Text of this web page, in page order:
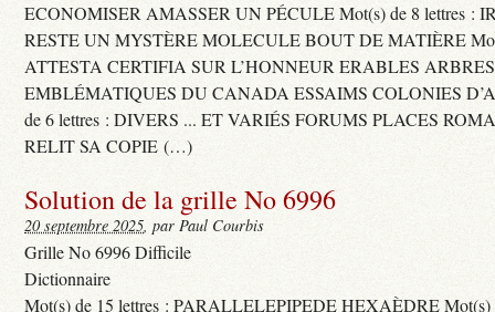
ECONOMISER AMASSER UN PÉCULE Mot(s) de 8 lettres :
RESTE UN MYSTÈRE MOLECULE BOUT DE MATIÈRE
ATTESTA CERTIFIA SUR L’HONNEUR ERABLES ARBRES
EMBLÉMATIQUES DU CANADA ESSAIMS COLONIES
de 6 lettres : DIVERS ... ET VARIÉS FORUMS PLACES
RELIT SA COPIE (…)
Solution de la grille No 6996
20 septembre 2025, par Paul Courbis
Grille No 6996 Difficile
Dictionnaire
Mot(s) de 15 lettres : PARALLELEPIPEDE HEXAÈDRE Mot(s)